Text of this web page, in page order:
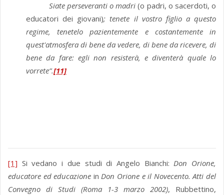
Siate perseveranti o madri(o padri, o sacerdoti, o
educatori dei giovani); tenete il vostro figlio a questo
regime, tenetelo pazientemente e costantemente in
quest'atmosfera di bene da vedere, di bene da ricevere, di
bene da fare: egli non resisterà, e diventerà quale lo
vorrete”.[11]
[1] Si vedano i due studi di Angelo Bianchi:Don Orione,
educatore ed educazione inDon Orione e il Novecento. Atti del
Convegno di Studi (Roma 1-3 marzo 2002), Rubbettino,